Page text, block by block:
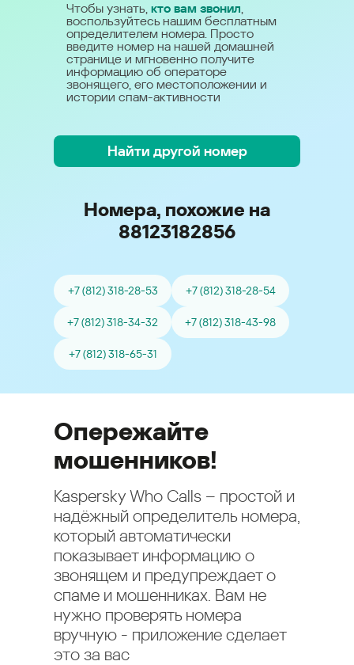
Чтобы узнать, кто вам звонил,
воспользуйтесь нашим бесплатным
определителем номера. Просто
введите номер на нашей домашней
странице и мгновенно получите
информацию об операторе
звонящего, его местоположении и
истории спам-активности
Найти другой номер
Номера, похожие на
88123182856
+7 (812) 318-28-53 +7 (812) 318-28-54
+7 (812) 318-34-32 +7 (812) 318-43-98
+7 (812) 318-65-31
Опережайте
мошенников!
Kaspersky Who Calls – простой и
надёжный определитель номера,
который автоматически
показывает информацию о
звонящем и предупреждает о
спаме и мошенниках. Вам не
нужно проверять номера
вручную - приложение сделает
это за вас